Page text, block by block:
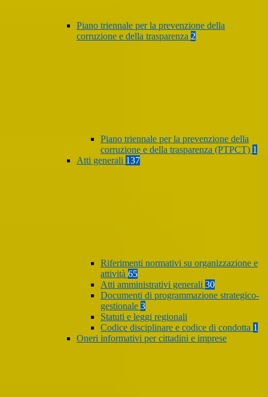
Piano triennale per la prevenzione della
corruzione e della trasparenza 2
Piano triennale per la prevenzione della
corruzione e della trasparenza (PTPCT) 1
Atti generali 137
Riferimenti normativi su organizzazione e
attività 65
Atti amministrativi generali 30
Documenti di programmazione strategico-
gestionale 3
Statuti e leggi regionali
Codice disciplinare e codice di condotta 1
Oneri informativi per cittadini e imprese